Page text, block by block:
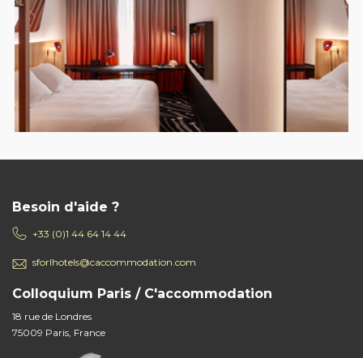
Besoin d'aide ?
+33 (0)1 44 64 14 44
sforlhotels@caccommodation.com
Colloquium Paris / C'accommodation
18 rue de Londres
75009 Paris, France